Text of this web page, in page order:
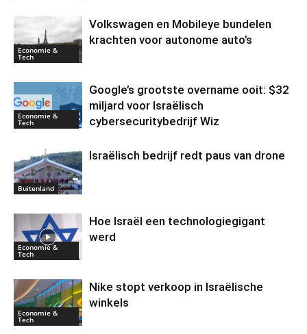
Economie &
Tech
Volkswagen en Mobileye bundelen
krachten voor autonome auto’s
Economie &
Tech
Google’s grootste overname ooit: $32
miljard voor Israëlisch
cybersecuritybedrijf Wiz
Buitenland
Israëlisch bedrijf redt paus van drone
Economie &
Tech
Hoe Israël een technologiegigant
werd
Economie &
Tech
Nike stopt verkoop in Israëlische
winkels